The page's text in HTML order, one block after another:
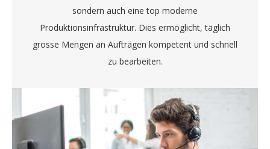
sondern auch eine top moderne
Produktionsinfrastruktur. Dies ermöglicht, täglich
grosse Mengen an Aufträgen kompetent und schnell
zu bearbeiten.